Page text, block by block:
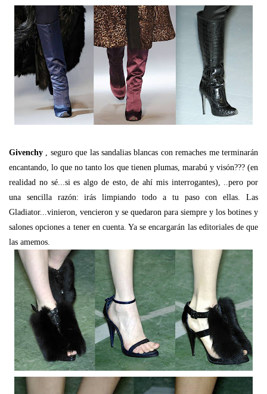
Givenchy , seguro que las sandalias blancas con remaches me terminarán
encantando, lo que no tanto los que tienen plumas, marabú y visón??? (en
realidad no sé...si es algo de esto, de ahí mis interrogantes), ..pero por
una sencilla razón: irás limpiando todo a tu paso con ellas. Las
Gladiator...vinieron, vencieron y se quedaron para siempre y los botines y
salones opciones a tener en cuenta. Ya se encargarán las editoriales de que
las amemos.